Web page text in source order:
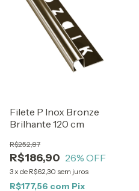
Filete P Inox Bronze
Brilhante 120 cm
R$186,90
R$252,87
26% OFF
3 x de R$62,30 sem juros
R$177,56 com Pix